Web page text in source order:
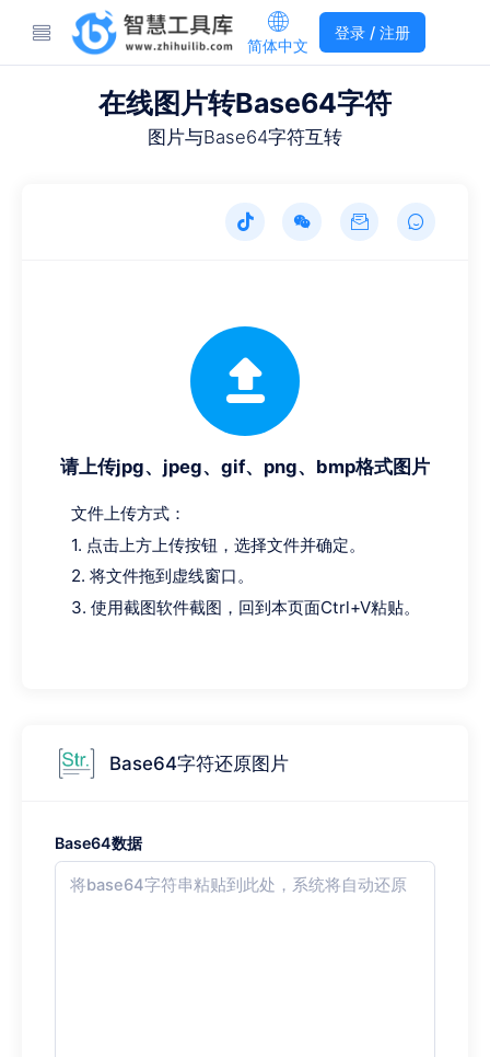
简体中文
登录 / 注册
在线图片转Base64字符
图片与Base64字符互转
请上传jpg、jpeg、gif、png、bmp格式图片
文件上传方式：
1. 点击上方上传按钮，选择文件并确定。
2. 将文件拖到虚线窗口。
3. 使用截图软件截图，回到本页面Ctrl+V粘贴。
Base64字符还原图片
Base64数据